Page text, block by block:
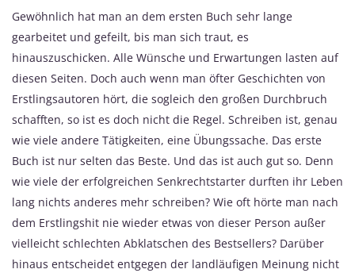
Gewöhnlich hat man an dem ersten Buch sehr lange
gearbeitet und gefeilt, bis man sich traut, es
hinauszuschicken. Alle Wünsche und Erwartungen lasten auf
diesen Seiten. Doch auch wenn man öfter Geschichten von
Erstlingsautoren hört, die sogleich den großen Durchbruch
schafften, so ist es doch nicht die Regel. Schreiben ist, genau
wie viele andere Tätigkeiten, eine Übungssache. Das erste
Buch ist nur selten das Beste. Und das ist auch gut so. Denn
wie viele der erfolgreichen Senkrechtstarter durften ihr Leben
lang nichts anderes mehr schreiben? Wie oft hörte man nach
dem Erstlingshit nie wieder etwas von dieser Person außer
vielleicht schlechten Abklatschen des Bestsellers? Darüber
hinaus entscheidet entgegen der landläufigen Meinung nicht